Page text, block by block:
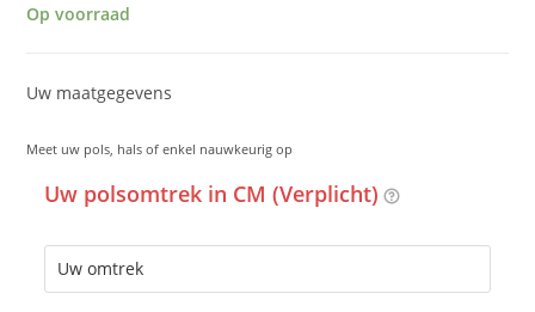
Op voorraad
Uw maatgegevens
Meet uw pols, hals of enkel nauwkeurig op
Uw polsomtrek in CM (Verplicht)